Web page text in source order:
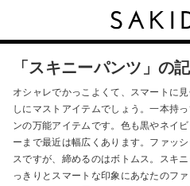
「スキニーパンツ」の
オシャレでかっこよくて、スマートに
しにマストアイテムでしょう。一本持
ンの万能アイテムです。色も黒やネイ
ーまで最近は幅広くあります。ファッ
スですが、締めるのはボトムス。スキ
っきりとスマートな印象にあなたのフ